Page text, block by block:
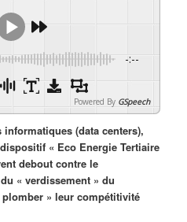
-:--
Powered By GSpeech
(data centers),
« Eco Energie Tertiaire
debout contre le
« verdissement » du
» leur compétitivité